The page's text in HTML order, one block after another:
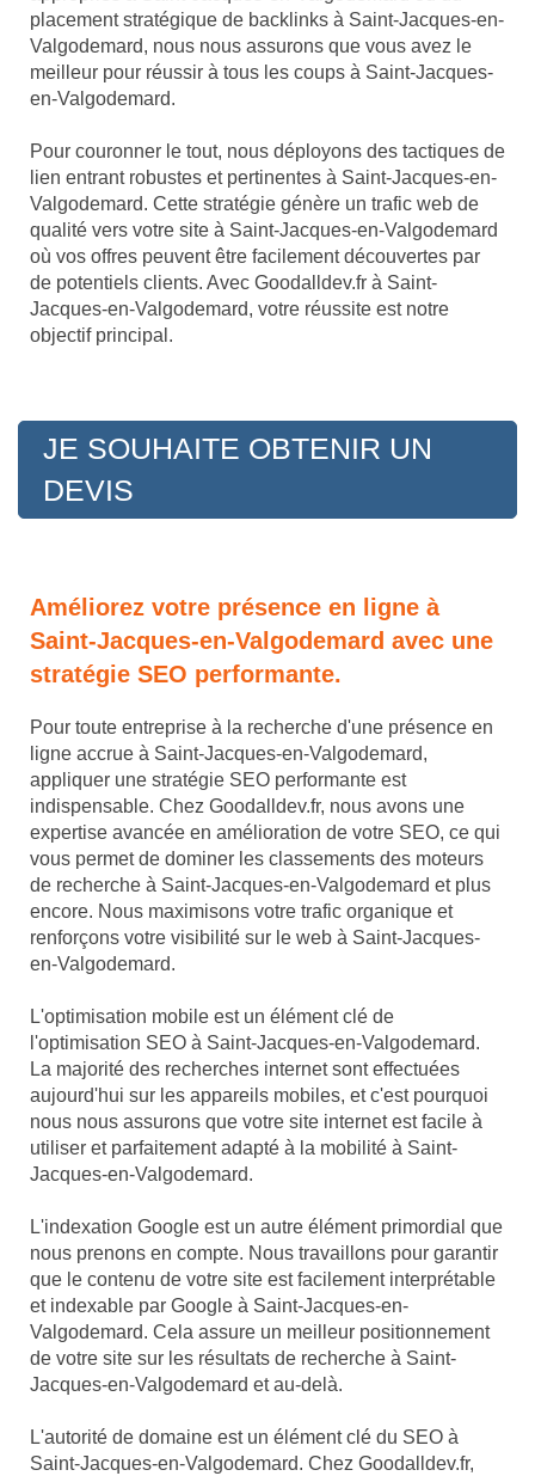
placement stratégique de backlinks à Saint-Jacques-en-
Valgodemard, nous nous assurons que vous avez le
meilleur pour réussir à tous les coups à Saint-Jacques-
en-Valgodemard.
Pour couronner le tout, nous déployons des tactiques de
lien entrant robustes et pertinentes à Saint-Jacques-en-
Valgodemard. Cette stratégie génère un trafic web de
qualité vers votre site à Saint-Jacques-en-Valgodemard
où vos offres peuvent être facilement découvertes par
de potentiels clients. Avec Goodalldev.fr à Saint-
Jacques-en-Valgodemard, votre réussite est notre
objectif principal.
JE SOUHAITE OBTENIR UN
DEVIS
Améliorez votre présence en ligne à
Saint-Jacques-en-Valgodemard avec une
stratégie SEO performante.
Pour toute entreprise à la recherche d'une présence en
ligne accrue à Saint-Jacques-en-Valgodemard,
appliquer une stratégie SEO performante est
indispensable. Chez Goodalldev.fr, nous avons une
expertise avancée en amélioration de votre SEO, ce qui
vous permet de dominer les classements des moteurs
de recherche à Saint-Jacques-en-Valgodemard et plus
encore. Nous maximisons votre trafic organique et
renforçons votre visibilité sur le web à Saint-Jacques-
en-Valgodemard.
L'optimisation mobile est un élément clé de
l'optimisation SEO à Saint-Jacques-en-Valgodemard.
La majorité des recherches internet sont effectuées
aujourd'hui sur les appareils mobiles, et c'est pourquoi
nous nous assurons que votre site internet est facile à
utiliser et parfaitement adapté à la mobilité à Saint-
Jacques-en-Valgodemard.
L'indexation Google est un autre élément primordial que
nous prenons en compte. Nous travaillons pour garantir
que le contenu de votre site est facilement interprétable
et indexable par Google à Saint-Jacques-en-
Valgodemard. Cela assure un meilleur positionnement
de votre site sur les résultats de recherche à Saint-
Jacques-en-Valgodemard et au-delà.
L'autorité de domaine est un élément clé du SEO à
Saint-Jacques-en-Valgodemard. Chez Goodalldev.fr,